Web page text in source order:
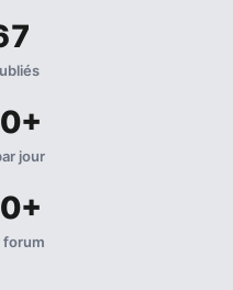
jour
forum